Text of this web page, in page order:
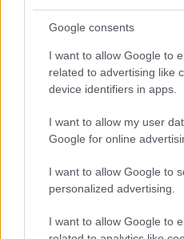
Google consents
I want to allow Google to
related to advertising like
device identifiers in apps.
I want to allow my user
Google for online
I want to allow Google to
personalized advertising.
I want to allow Google to